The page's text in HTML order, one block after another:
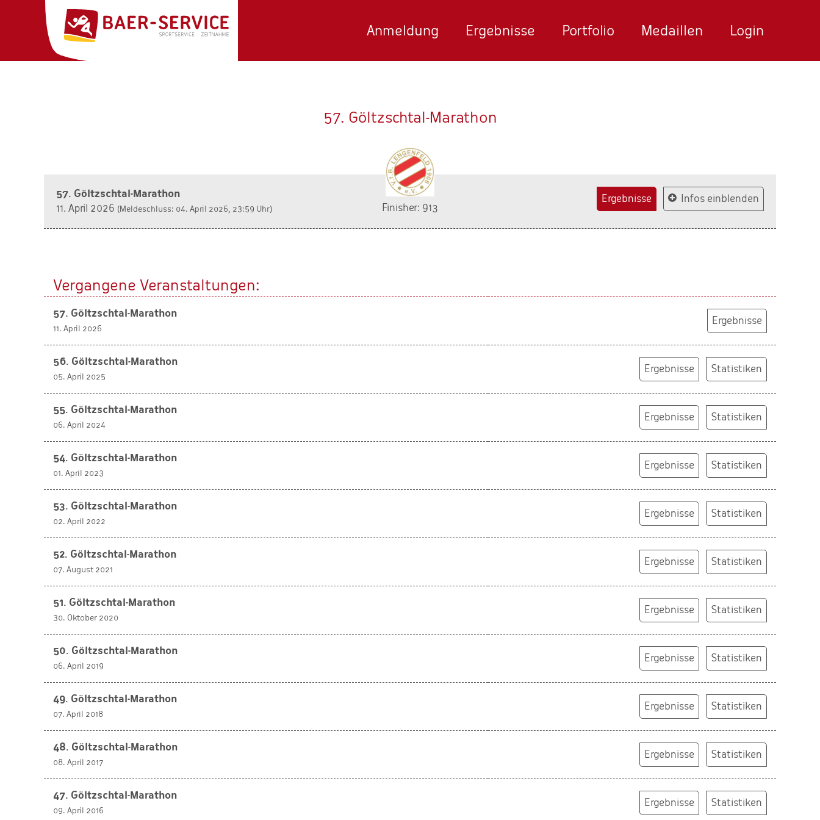
Anmeldung Ergebnisse Portfolio Medaillen Login
57. Göltzschtal-Marathon
Finisher: 913
57. Göltzschtal-Marathon
11. April 2026 (Meldeschluss: 04. April 2026, 23:59 Uhr)
Ergebnisse Infos einblenden
Vergangene Veranstaltungen:
57. Göltzschtal-Marathon
11. April 2026
Ergebnisse
56. Göltzschtal-Marathon
05. April 2025
Ergebnisse Statistiken
55. Göltzschtal-Marathon
06. April 2024
Ergebnisse Statistiken
54. Göltzschtal-Marathon
01. April 2023
Ergebnisse Statistiken
53. Göltzschtal-Marathon
02. April 2022
Ergebnisse Statistiken
52. Göltzschtal-Marathon
07. August 2021
Ergebnisse Statistiken
51. Göltzschtal-Marathon
30. Oktober 2020
Ergebnisse Statistiken
50. Göltzschtal-Marathon
06. April 2019
Ergebnisse Statistiken
49. Göltzschtal-Marathon
07. April 2018
Ergebnisse Statistiken
48. Göltzschtal-Marathon
08. April 2017
Ergebnisse Statistiken
47. Göltzschtal-Marathon
09. April 2016
Ergebnisse Statistiken